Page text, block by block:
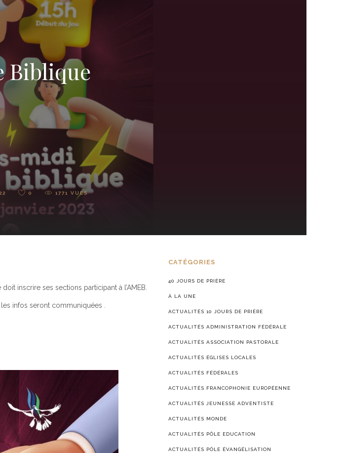
Biblique
0 1771 VUES
inscrire ses sections participant à l’AMEB.
infos seront communiquées .
CATÉGORIES
40 JOURS DE PRIÈRE
À LA UNE
ACTUALITÉS 10 JOURS DE PRIÈRE
ACTUALITÉS ADMINISTRATION FÉDÉRALE
ACTUALITÉS ASSOCIATION PASTORALE
ACTUALITÉS ÉGLISES LOCALES
ACTUALITÉS FÉDÉRALES
ACTUALITÉS FRANCOPHONIE EUROPÉENNE
ACTUALITÉS JEUNESSE ADVENTISTE
ACTUALITÉS MONDE
ACTUALITÉS PÔLE EDUCATION
ACTUALITÉS PÔLE ÉVANGÉLISATION